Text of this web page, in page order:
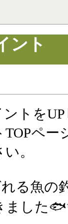
ント
トをUP
ペー
。
る魚の
ました